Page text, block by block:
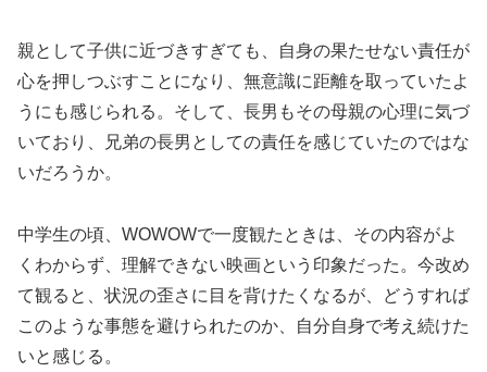
親として子供に近づきすぎても、自身の果たせない責任が
心を押しつぶすことになり、無意識に距離を取っていたよ
うにも感じられる。そして、長男もその母親の心理に気づ
いており、兄弟の長男としての責任を感じていたのではな
いだろうか。
中学生の頃、WOWOWで一度観たときは、その内容がよ
くわからず、理解できない映画という印象だった。今改め
て観ると、状況の歪さに目を背けたくなるが、どうすれば
このような事態を避けられたのか、自分自身で考え続けた
いと感じる。